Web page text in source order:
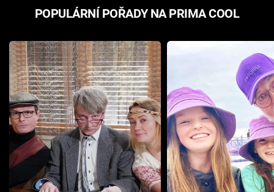
POPULÁRNÍ POŘADY NA PRIMA COOL